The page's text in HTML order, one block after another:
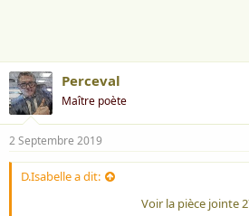
Perceval
Maître poète
2 Septembre 2019
D.Isabelle a dit:
Voir la pièce jointe